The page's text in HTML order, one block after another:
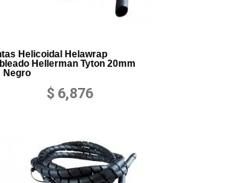
Helicoidal Helawrap
Hellerman Tyton 20mm
Negro
$ 6,876